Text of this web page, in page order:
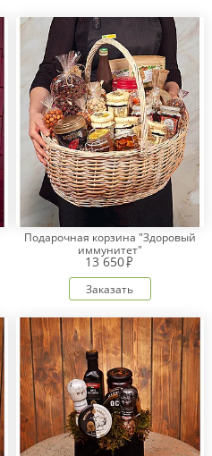
Подарочная корзина "Здоровый
иммунитет"
13 650
Заказать